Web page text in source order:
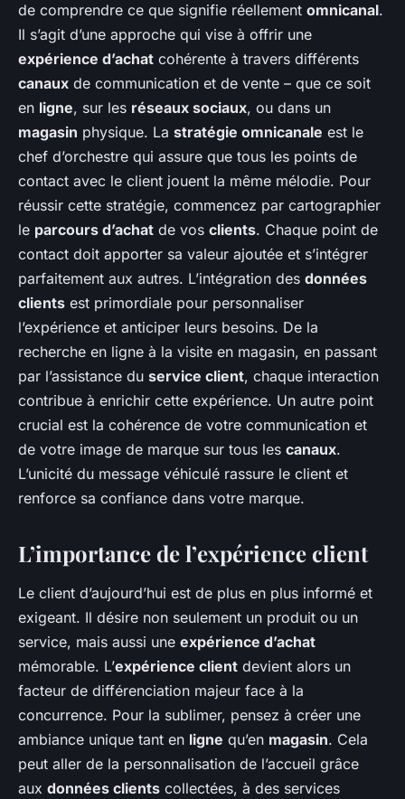
de comprendre ce que signifie réellement omnicanal.
Il s’agit d’une approche qui vise à offrir une
expérience d’achat cohérente à travers différents
canaux de communication et de vente – que ce soit
en ligne, sur les réseaux sociaux, ou dans un
magasin physique. La stratégie omnicanale est le
chef d’orchestre qui assure que tous les points de
contact avec le client jouent la même mélodie. Pour
réussir cette stratégie, commencez par cartographier
le parcours d’achat de vos clients. Chaque point de
contact doit apporter sa valeur ajoutée et s’intégrer
parfaitement aux autres. L’intégration des données
clients est primordiale pour personnaliser
l’expérience et anticiper leurs besoins. De la
recherche en ligne à la visite en magasin, en passant
par l’assistance du service client, chaque interaction
contribue à enrichir cette expérience. Un autre point
crucial est la cohérence de votre communication et
de votre image de marque sur tous les canaux.
L’unicité du message véhiculé rassure le client et
renforce sa confiance dans votre marque.
L’importance de l’expérience client
Le client d’aujourd’hui est de plus en plus informé et
exigeant. Il désire non seulement un produit ou un
service, mais aussi une expérience d’achat
mémorable. L’expérience client devient alors un
facteur de différenciation majeur face à la
concurrence. Pour la sublimer, pensez à créer une
ambiance unique tant en ligne qu’en magasin. Cela
peut aller de la personnalisation de l’accueil grâce
aux données clients collectées, à des services